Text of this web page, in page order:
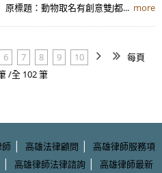
標題：動物取名有創意雙J都... more
6 7 8 9 10
每頁
/全 102 筆
師| 高雄法律顧問 |
高雄律師服務項
| 高雄律師法律諮詢 |
高雄律師最新